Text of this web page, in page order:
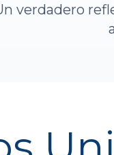
verdadero